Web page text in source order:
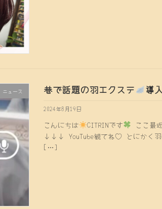
ニュース 巷で話題の羽エクステ 導
2024年8月19日
こんにちは CITRINです
ここ最
↓↓↓ YouTube観てね♡ とにかく羽
[…]